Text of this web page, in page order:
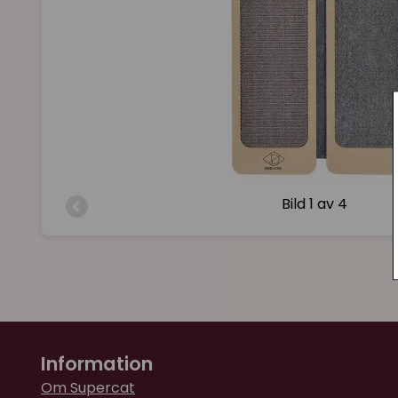
Bild1 av 4
Information
Om Supercat